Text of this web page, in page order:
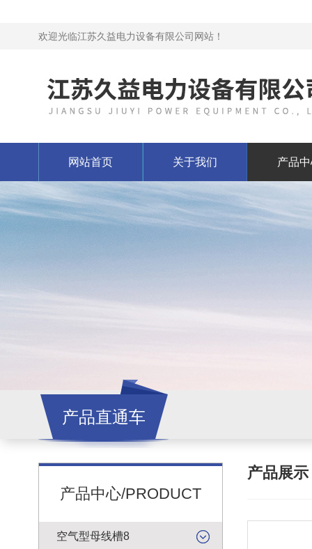
欢迎光临江苏久益电力设备有限公司网站！
网站首页 关于我们 产品
产品直通车
产品中心/PRODUCT
空气型母线槽8
产品展示